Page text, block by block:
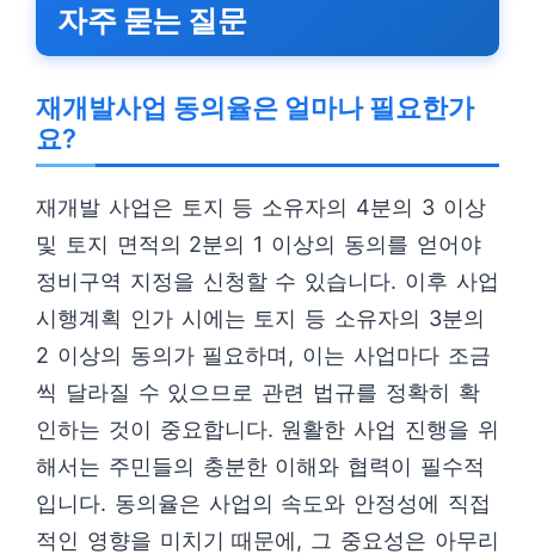
자주 묻는 질문
재개발사업 동의율은 얼마나 필요한가
요?
재개발 사업은 토지 등 소유자의 4분의 3 이상
및 토지 면적의 2분의 1 이상의 동의를 얻어야
정비구역 지정을 신청할 수 있습니다. 이후 사업
시행계획 인가 시에는 토지 등 소유자의 3분의
2 이상의 동의가 필요하며, 이는 사업마다 조금
씩 달라질 수 있으므로 관련 법규를 정확히 확
인하는 것이 중요합니다. 원활한 사업 진행을 위
해서는 주민들의 충분한 이해와 협력이 필수적
입니다. 동의율은 사업의 속도와 안정성에 직접
적인 영향을 미치기 때문에, 그 중요성은 아무리